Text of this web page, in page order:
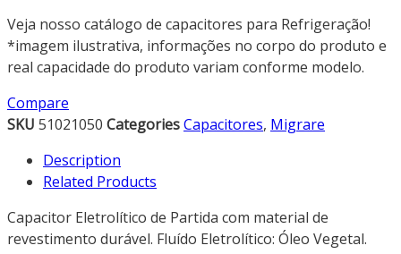
Veja nosso catálogo de capacitores para Refrigeração!
*imagem ilustrativa, informações no corpo do produto e
real capacidade do produto variam conforme modelo.
Compare
SKU 51021050 CategoriesCapacitores, Migrare
Description
Related Products
Capacitor Eletrolítico de Partida com material de
revestimento durável. Fluído Eletrolítico: Óleo Vegetal.